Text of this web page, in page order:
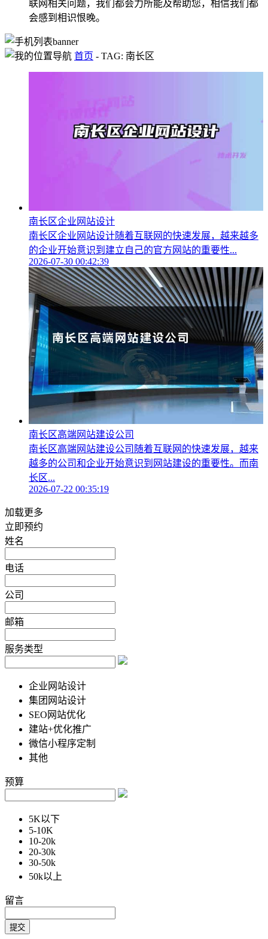
联网相关问题，我们都会力所能及帮助您，相信我们都
会感到相识恨晚。
首页 - TAG: 南长区
南长区企业网站设计
南长区企业网站设计随着互联网的快速发展，越来越多
的企业开始意识到建立自己的官方网站的重要性...
2026-07-30 00:42:39
南长区高端网站建设公司
南长区高端网站建设公司随着互联网的快速发展，越来
越多的公司和企业开始意识到网站建设的重要性。而南
长区...
2026-07-22 00:35:19
加载更多
立即预约
姓名
电话
公司
邮箱
服务类型
企业网站设计
集团网站设计
SEO网站优化
建站+优化推广
微信小程序定制
其他
预算
5K以下
5-10K
10-20k
20-30k
30-50k
50k以上
留言